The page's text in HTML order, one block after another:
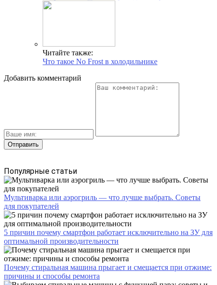
Читайте также:
Что такое No Frost в холодильнике
Добавить комментарий
Популярные статьи
Мультиварка или аэрогриль — что лучше выбрать. Советы
для покупателей
5 причин почему смартфон работает исключительно на ЗУ для
оптимальной производительности
Почему стиральная машина прыгает и смещается при отжиме:
причины и способы ремонта